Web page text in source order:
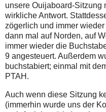
unsere Ouijaboard-Sitzung
wirkliche Antwort.
zögerlich und immer
dann mal auf Norden, auf
immer wieder die
9 angesteuert. Außerdem
buchstabiert; einmal mit
PTAH.
Auch wenn diese Sitzung
(immerhin wurde uns der